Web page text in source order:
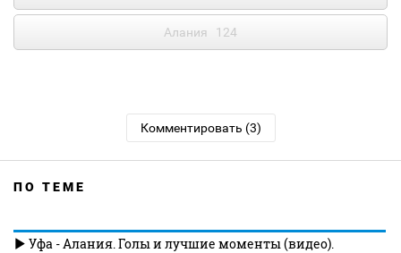
Алания 124
Комментировать (3)
ПО ТЕМЕ
Уфа - Алания. Голы и лучшие моменты (видео).